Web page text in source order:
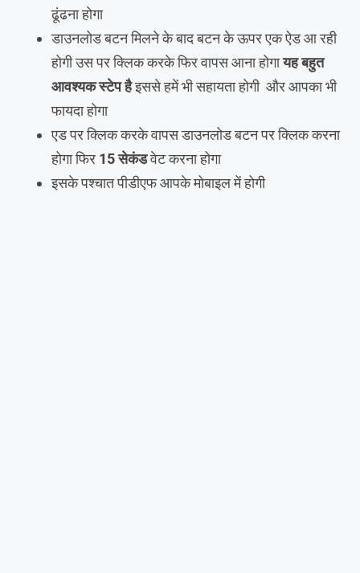
ढूंढना होगा
डाउनलोड बटन मिलने के बाद बटन के ऊपर एक ऐड आ रही
होगी उस पर क्लिक करके फिर वापस आना होगायह बहुत
आवश्यक स्टेप हैइससे हमें भी सहायता होगी और आपका भी
फायदा होगा
एड पर क्लिक करके वापस डाउनलोड बटन पर क्लिक करना
होगा फिर 15 सेकंडवेट करना होगा
इसके पश्चात पीडीएफ आपके मोबाइल में होगी